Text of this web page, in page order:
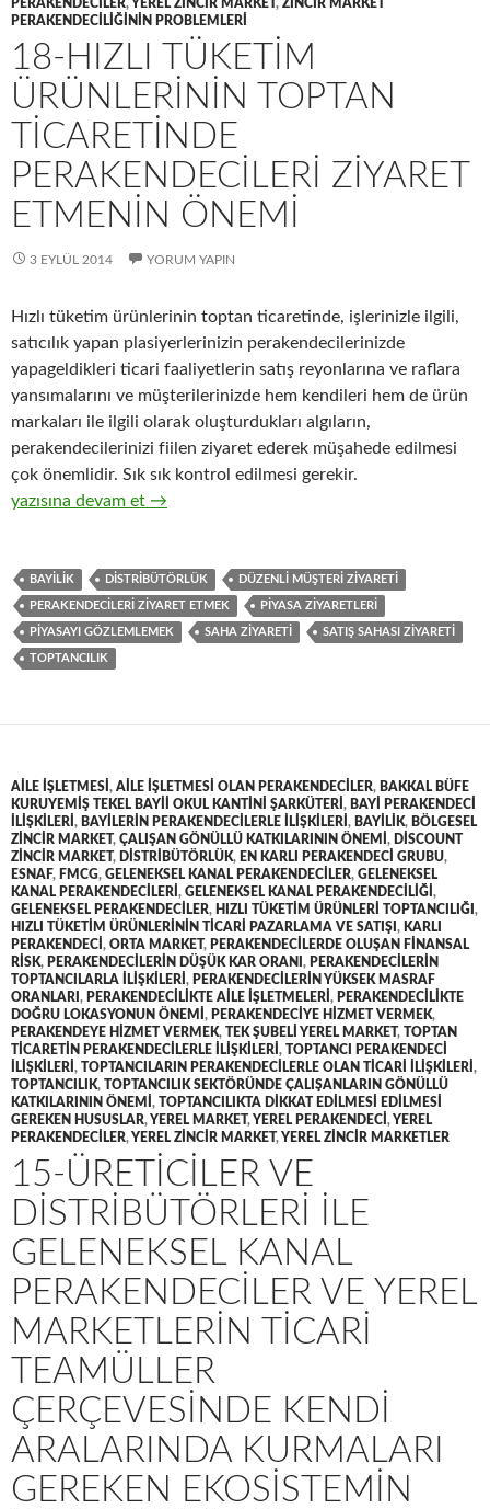
PERAKENDECILER, YEREL ZINCIR MARKET , ZINCIR MARKET
PERAKENDECILIĞININ PROBLEMLERI
18-HIZLI TÜKETIM
ÜRÜNLERININ TOPTAN
TICARETINDE
PERAKENDECILERI ZIYARET
ETMENIN ÖNEMI
3 EYLÜL 2014 YORUM YAPIN
Hızlı tüketim ürünlerinin toptan ticaretinde, işlerinizle ilgili,
satıcılık yapan plasiyerlerinizin perakendecilerinizde
yapageldikleri ticari faaliyetlerin satış reyonlarına ve raflara
yansımalarını ve müşterilerinizde hem kendileri hem de ürün
markaları ile ilgili olarak oluşturdukları algıların,
perakendecilerinizi fiilen ziyaret ederek müşahede edilmesi
çok önemlidir. Sık sık kontrol edilmesi gerekir.
18-Hızlı tüketim ürünlerinin toptan ticaretinde
yazısına devam et →
BAYILIK DISTRIBÜTÖRLÜK DÜZENLI MÜŞTERI ZIYARETI
PERAKENDECILERI ZIYARET ETMEK PIYASA ZIYARETLERI
PIYASAYI GÖZLEMLEMEK SAHA ZIYARETI SATIŞ SAHASI ZIYARETI
TOPTANCILIK
AILE IŞLETMESI , AILE IŞLETMESI OLAN PERAKENDECILER, BAKKAL BÜFE
KURUYEMIŞ TEKEL BAYII OKUL KANTINI ŞARKÜTERI , BAYI PERAKENDECI
ILIŞKILERI , BAYILERIN PERAKENDECILERLE ILIŞKILERI , BAYILIK, BÖLGESEL
ZINCIR MARKET, ÇALIŞAN GÖNÜLLÜ KATKILARININ ÖNEMI , DISCOUNT
ZINCIR MARKET, DISTRIBÜTÖRLÜK, EN KARLI PERAKENDECI GRUBU,
ESNAF, FMCG, GELENEKSEL KANAL PERAKENDECILER, GELENEKSEL
KANAL PERAKENDECILERI , GELENEKSEL KANAL PERAKENDECILIĞI ,
GELENEKSEL PERAKENDECILER, HIZLI TÜKETIM ÜRÜNLERI TOPTANCILIĞI ,
HIZLI TÜKETIM ÜRÜNLERININ TICARI PAZARLAMA VE SATIŞI , KARLI
PERAKENDECI , ORTA MARKET, PERAKENDECILERDE OLUŞAN FINANSAL
RISK, PERAKENDECILERIN DÜŞÜK KAR ORANI , PERAKENDECILERIN
TOPTANCILARLA ILIŞKILERI , PERAKENDECILERIN YÜKSEK MASRAF
ORANLARI , PERAKENDECILIKTE AILE IŞLETMELERI , PERAKENDECILIKTE
DOĞRU LOKASYONUN ÖNEMI , PERAKENDECIYE HIZMET VERMEK,
PERAKENDEYE HIZMET VERMEK, TEK ŞUBELI YEREL MARKET, TOPTAN
TICARETIN PERAKENDECILERLE ILIŞKILERI , TOPTANCI PERAKENDECI
ILIŞKILERI , TOPTANCILARIN PERAKENDECILERLE OLAN TICARI ILIŞKILERI ,
TOPTANCILIK, TOPTANCILIK SEKTÖRÜNDE ÇALIŞANLARIN GÖNÜLLÜ
KATKILARININ ÖNEMI , TOPTANCILIKTA DIKKAT EDILMESI EDILMESI
GEREKEN HUSUSLAR,YEREL MARKET,YEREL PERAKENDECI ,YEREL
PERAKENDECILER,YEREL ZINCIR MARKET,YEREL ZINCIR MARKETLER
15-ÜRETICILER VE
DISTRIBÜTÖRLERI ILE
GELENEKSEL KANAL
PERAKENDECILER VE YEREL
MARKETLERIN TICARI
TEAMÜLLER
ÇERÇEVESINDE KENDI
ARALARINDA KURMALARI
GEREKEN EKOSISTEMIN